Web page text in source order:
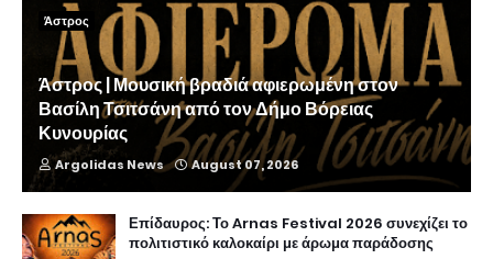
Άστρος
Άστρος | Μουσική βραδιά αφιερωμένη στον
Βασίλη Τσιτσάνη από τον Δήμο Βόρειας
Κυνουρίας
Argolidas News August 07, 2026
Επίδαυρος: Το Arnas Festival 2026 συνεχίζει το
πολιτιστικό καλοκαίρι με άρωμα παράδοσης